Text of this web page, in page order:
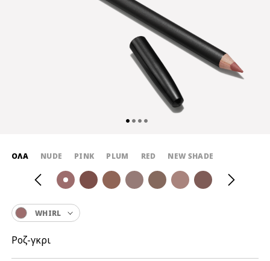
ΌΛΑ NUDE PINK PLUM RED NEW SHADE
WHIRL
Ροζ-γκρι